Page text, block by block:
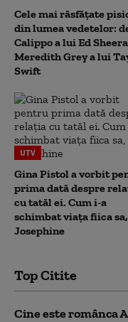
Cele mai răsfățate
din lumea vedetelor:
Calippo a lui Ed
Meredith Grey a lui
Swift
UTV
Gina Pistol a vorbit
prima dată despre
cu tatăl ei. Cum i-a
schimbat viața fiica sa,
Josephine
Top Citite
Cine este românca